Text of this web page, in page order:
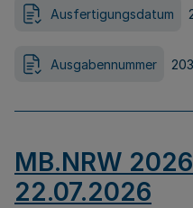
Ausfertigungsdatum
Ausgabennummer 203
MB.NRW
22.07.2026